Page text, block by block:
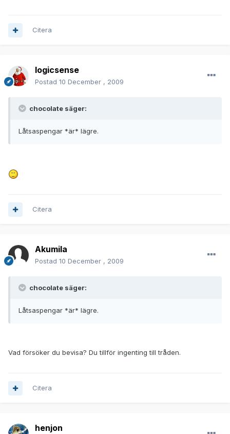
Citera
logicsense
Postad 10 December , 2009
chocolate säger:
Låtsaspengar *är* lägre.
Citera
Akumila
Postad 10 December , 2009
chocolate säger:
Låtsaspengar *är* lägre.
Vad försöker du bevisa? Du tillför ingenting till tråden.
Citera
henjon